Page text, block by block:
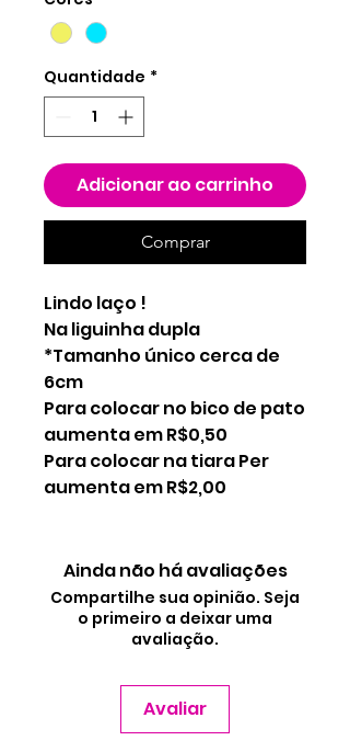
Quantidade *
Adicionar ao carrinho
Comprar
Lindo laço !
Na liguinha dupla
*Tamanho único cerca de
6cm
Para colocar no bico de pato
aumenta em R$0,50
Para colocar na tiara Per
aumenta em R$2,00
Ainda não há avaliações
Compartilhe sua opinião. Seja
o primeiro a deixar uma
avaliação.
Avaliar